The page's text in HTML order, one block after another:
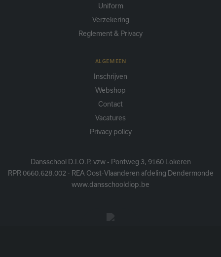
Uniform
Verzekering
Reglement & Privacy
ALGEMEEN
Inschrijven
Webshop
Contact
Vacatures
Privacy policy
Dansschool D.I.O.P. vzw - Pontweg 3, 9160 Lokeren
RPR 0660.628.002 - REA Oost-Vlaanderen afdeling Dendermonde
www.dansschooldiop.be